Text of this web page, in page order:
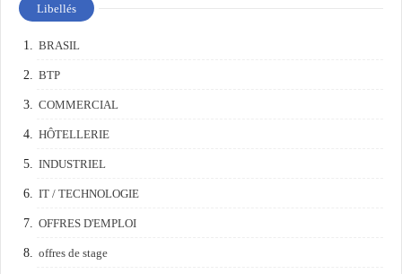
Libellés
BRASIL
BTP
COMMERCIAL
HÔTELLERIE
INDUSTRIEL
IT / TECHNOLOGIE
OFFRES D'EMPLOI
offres de stage